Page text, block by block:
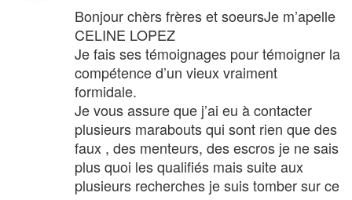
Bonjour chèrs frères et soeursJe m’apelle
CELINE LOPEZ
Je fais ses témoignages pour témoigner la
compétence d’un vieux vraiment
formidale.
Je vous assure que j’ai eu à contacter
plusieurs marabouts qui sont rien que des
faux , des menteurs, des escros je ne sais
plus quoi les qualifiés mais suite aux
plusieurs recherches je suis tomber sur ce